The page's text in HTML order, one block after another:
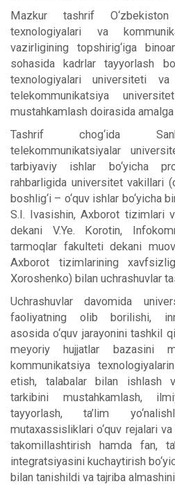
Mazkur tashrif
texnologiyalari va
vazirligining topshirig‘iga
sohasida kadrlar tayyorlash
texnologiyalari universiteti va
telekommunikatsiya
mustahkamlash doirasida
Tashrif chog‘ida
telekommunikatsiyalar
tarbiyaviy ishlar bo‘yicha
rahbarligida universitet vakillari
boshlig‘i – o‘quv ishlar bo‘yicha
S.I. Ivasishin, Axborot tizimlari
dekani V.Ye. Korotin,
tarmoqlar fakulteti dekani
Axborot tizimlarining
Xoroshenko) bilan uchrashuvlar
Uchrashuvlar davomida
faoliyatning olib borilishi,
asosida o‘quv jarayonini tashkil
meyoriy hujjatlar bazasini
kommunikatsiya
etish, talabalar bilan ishlash
tarkibini mustahkamlash,
tayyorlash, ta’lim
mutaxassisliklari o‘quv rejalari
takomillashtirish hamda fan,
integratsiyasini kuchaytirish
bilan tanishildi va tajriba